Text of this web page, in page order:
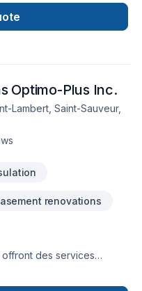
Optimo-Plus Inc.
Lambert, Saint-Sauveur,
renovations
offront des services